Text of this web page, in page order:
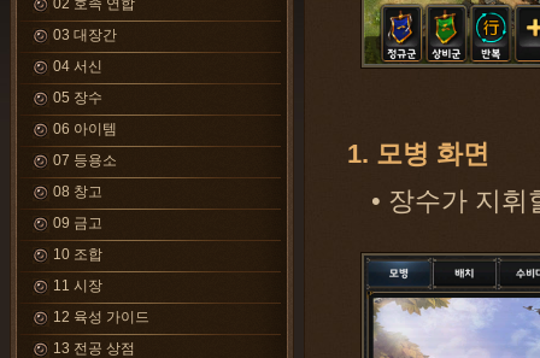
02 호족 연합
03 대장간
04 서신
05 장수
06 아이템
07 등용소
08 창고
09 금고
10 조합
11 시장
12 육성 가이드
13 전공 상점
1. 모병 화면
• 장수가 지